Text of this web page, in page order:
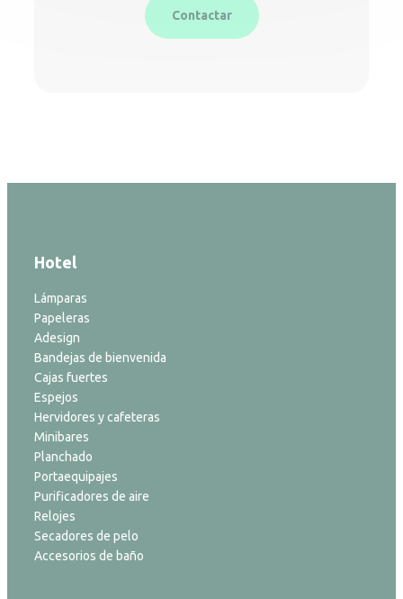
Contactar
Hotel
Lámparas
Papeleras
Adesign
Bandejas de bienvenida
Cajas fuertes
Espejos
Hervidores y cafeteras
Minibares
Planchado
Portaequipajes
Purificadores de aire
Relojes
Secadores de pelo
Accesorios de baño